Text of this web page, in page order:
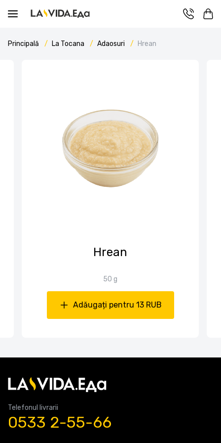
Principală La Tocana Adaosuri Hrean
Hrean
50 g
Adăugați pentru 13 RUB
Telefonul livrarii
0533 2-55-66